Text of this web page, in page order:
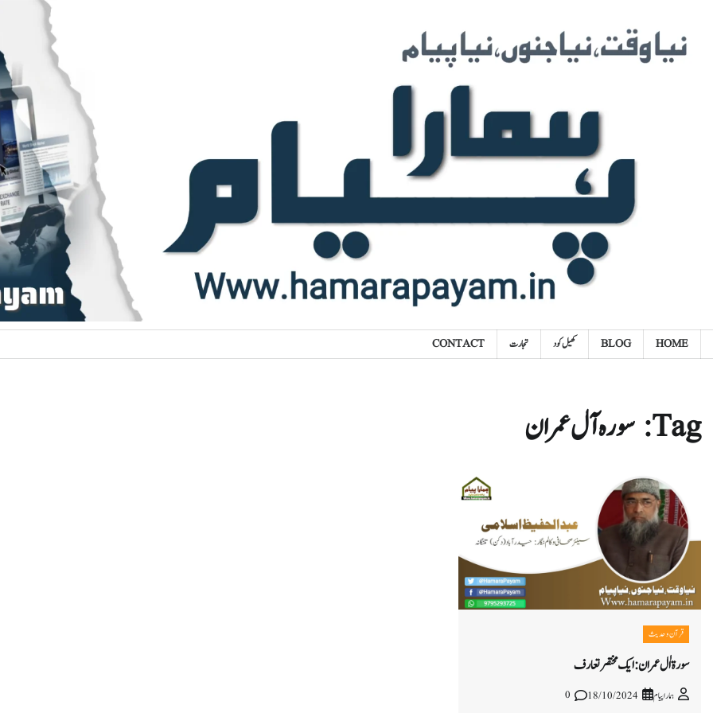
content
HOME
BLOG کھیل کود تجارت CONTACT
Tag: سورہ آل عمران
قرآن و حدیث
سورۃ اٰل عمران: ایک مختصر تعارف
ہمارا پیام 18/10/2024
0